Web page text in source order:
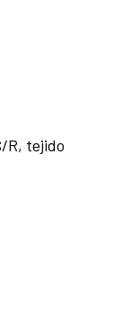
R, tejido